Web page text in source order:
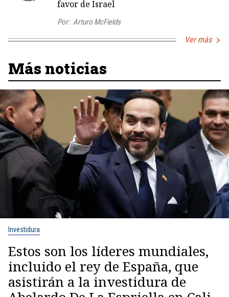
favor de Israel
Por: Arturo McFields
Ver más
Más noticias
Investidura
Estos son los líderes mundiales,
incluido el rey de España, que
asistirán a la investidura de